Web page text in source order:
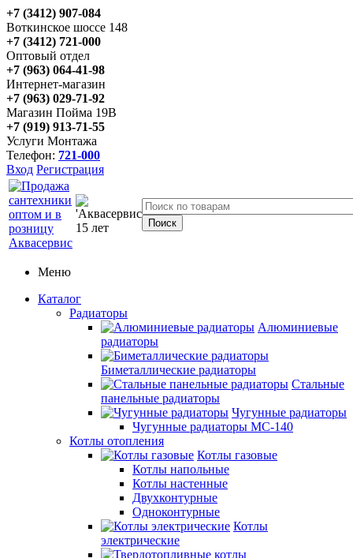
+7 (3412) 907-084
Воткинское шоссе 148
+7 (3412) 721-000
Оптовый отдел
+7 (963) 064-41-98
Интернет-магазин
+7 (963) 029-71-92
Магазин Пойма 19В
+7 (919) 913-71-55
Услуги Монтажа
Телефон: 721-000
Вход Регистрация
Меню
Каталог
Радиаторы
Алюминиевые
радиаторы
Биметаллические радиаторы
Стальные
панельные радиаторы
Чугунные радиаторы
Чугунные радиаторы МС-140
Котлы отопления
Котлы газовые
Котлы напольные
Котлы настенные
Двухконтурные
Одноконтурные
Котлы
электрические